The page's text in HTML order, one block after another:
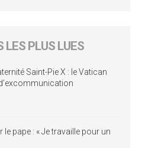
PLUS LUES
Saint-Pie X : le Vatican
pape : « Je travaille pour un